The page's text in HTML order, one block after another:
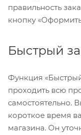
правильность
кнопку
Быстрый
Функция
проходить всю
самостоятельно.
короткое время
магазина. Он